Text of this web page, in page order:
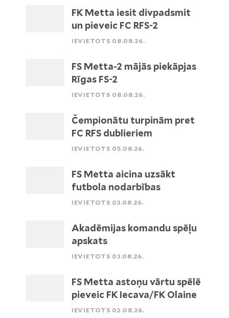
FK Metta iesit divpadsmit
un pieveic FC RFS-2
IEVIETOTS 08.08.26.
FS Metta-2 mājās piekāpjas
Rīgas FS-2
IEVIETOTS 08.08.26.
Čempionātu turpinām pret
FC RFS dublieriem
IEVIETOTS 05.08.26.
FS Metta aicina uzsākt
futbola nodarbības
IEVIETOTS 03.08.26.
Akadēmijas komandu spēļu
apskats
IEVIETOTS 03.08.26.
FS Metta astoņu vārtu spēlē
pieveic FK Iecava/FK Olaine
IEVIETOTS 02.08.26.